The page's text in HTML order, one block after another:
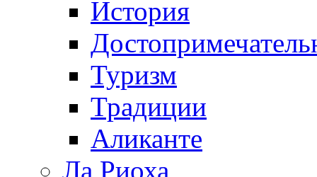
История
Туризм
Традиции
Аликанте
Ла Риоха